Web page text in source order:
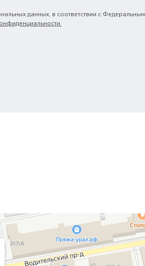
данных, в соответствии с Федеральным